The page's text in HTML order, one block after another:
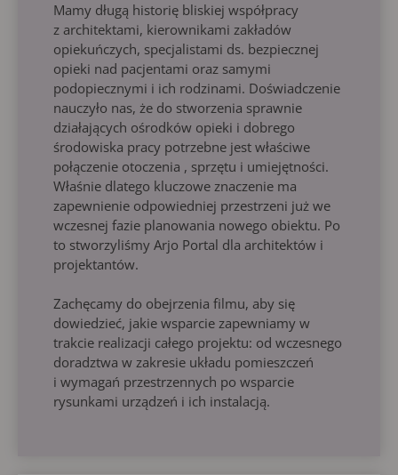
Mamy długą historię bliskiej współpracy
z architektami, kierownikami zakładów
opiekuńczych, specjalistami ds. bezpiecznej
opieki nad pacjentami oraz samymi
podopiecznymi i ich rodzinami. Doświadczenie
nauczyło nas, że do stworzenia sprawnie
działających ośrodków opieki i dobrego
środowiska pracy potrzebne jest właściwe
połączenie otoczenia , sprzętu i umiejętności.
Właśnie dlatego kluczowe znaczenie ma
zapewnienie odpowiedniej przestrzeni już we
wczesnej fazie planowania nowego obiektu. Po
to stworzyliśmy Arjo Portal dla architektów i
projektantów.
Zachęcamy do obejrzenia filmu, aby się
dowiedzieć, jakie wsparcie zapewniamy w
trakcie realizacji całego projektu: od wczesnego
doradztwa w zakresie układu pomieszczeń
i wymagań przestrzennych po wsparcie
rysunkami urządzeń i ich instalacją.